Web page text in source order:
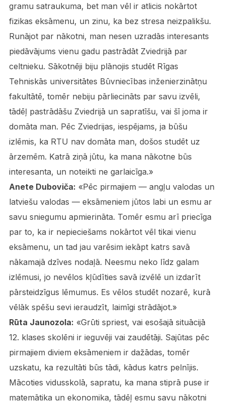
gramu satraukuma, bet man vēl ir atlicis nokārtot
fizikas eksāmenu, un zinu, ka bez stresa neizpalikšu.
Runājot par nākotni, man nesen uzradās interesants
piedāvājums vienu gadu pastrādāt Zviedrijā par
celtnieku. Sākotnēji biju plānojis studēt Rīgas
Tehniskās universitātes Būvniecības inženierzinātņu
fakultātē, tomēr nebiju pārliecināts par savu izvēli,
tādēļ pastrādāšu Zviedrijā un sapratīšu, vai šī joma ir
domāta man. Pēc Zviedrijas, iespējams, ja būšu
izlēmis, ka RTU nav domāta man, došos studēt uz
ārzemēm. Katrā ziņā jūtu, ka mana nākotne būs
interesanta, un noteikti ne garlaicīga.»
Anete Duboviča: «Pēc pirmajiem — angļu valodas un
latviešu valodas — eksāmeniem jūtos labi un esmu ar
savu sniegumu apmierināta. Tomēr esmu arī priecīga
par to, ka ir nepieciešams nokārtot vēl tikai vienu
eksāmenu, un tad jau varēsim iekāpt katrs savā
nākamajā dzīves nodaļā. Neesmu neko līdz galam
izlēmusi, jo nevēlos kļūdīties savā izvēlē un izdarīt
pārsteidzīgus lēmumus. Es vēlos studēt nozarē, kurā
vēlāk spēšu sevi ieraudzīt, laimīgi strādājot.»
Rūta Jaunozola: «Grūti spriest, vai esošajā situācijā
12. klases skolēni ir ieguvēji vai zaudētāji. Sajūtas pēc
pirmajiem diviem eksāmeniem ir dažādas, tomēr
uzskatu, ka rezultāti būs tādi, kādus katrs pelnījis.
Mācoties vidusskolā, sapratu, ka mana stiprā puse ir
matemātika un ekonomika, tādēļ esmu savu nākotni